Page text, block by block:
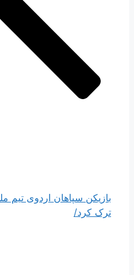
بازیکن سپاهان اردوی تیم
ترک کرد/